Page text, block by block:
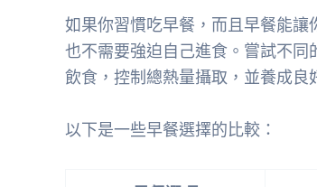
如果你習慣吃早餐，而且早餐能讓
也不需要強迫自己進食。嘗試不
飲食，控制總熱量攝取，並養成良
以下是一些早餐選擇的比較：